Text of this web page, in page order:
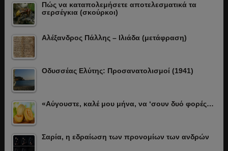
Πώς να καταπολεμήσετε αποτελεσματικά τα
σερσέγκια (σκούρκοι)
Αλέξανδρος Πάλλης – Ιλιάδα (μετάφραση)
Οδυσσέας Ελύτης: Προσανατολισμοί (1941)
«Αύγουστε, καλέ μου μήνα, να ‘σουν δυό φορές…
Σαρία, η εδραίωση των προνομίων των ανδρών